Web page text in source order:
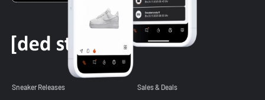
Sneaker Releases Sales & Deals